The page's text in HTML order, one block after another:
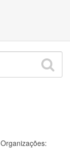
Organizações: